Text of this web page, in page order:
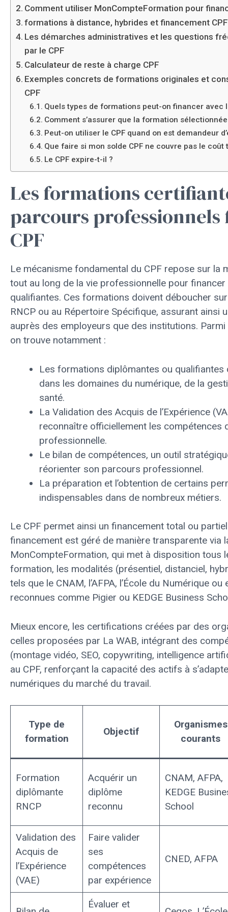
Comment utiliser MonCompteFormation pour
formations à distance, hybrides et financement
Les démarches administratives et les questions
par le CPF
Calculateur de reste à charge CPF
Exemples concrets de formations originales et
CPF
Quels types de formations peut-on financer avec
Comment s’assurer que la formation
Peut-on utiliser le CPF quand on est demandeur
Que faire si mon solde CPF ne couvre pas le
Le CPF expire-t-il ?
Les formations
parcours professionnels
CPF
Le mécanisme fondamental du CPF repose sur la
tout au long de la vie professionnelle pour
qualifiantes. Ces formations doivent déboucher
RNCP ou au Répertoire Spécifique, assurant ainsi
auprès des employeurs que des institutions.
on trouve notamment :
Les formations diplômantes ou qualifiantes
dans les domaines du numérique, de la
santé.
La Validation des Acquis de l’Expérience
reconnaître officiellement les compétences
professionnelle.
Le bilan de compétences, un outil
réorienter son parcours professionnel.
La préparation et l’obtention de certains
indispensables dans de nombreux métiers.
Le CPF permet ainsi un financement total ou
financement est géré de manière transparente via
MonCompteFormation, qui met à disposition tous
formation, les modalités (présentiel, distanciel,
tels que le CNAM, l’AFPA, l’École du Numérique
reconnues comme Pigier ou KEDGE Business
Mieux encore, les certifications créées par des
celles proposées par La WAB, intégrant des
(montage vidéo, SEO, copywriting, intelligence
au CPF, renforçant la capacité des actifs à
numériques du marché du travail.
Type de
formation
Objectif
Organismes
courants
Formation
diplômante
RNCP
Acquérir un
diplôme
reconnu
CNAM, AFPA,
KEDGE
School
Validation des
Acquis de
l’Expérience
(VAE)
Faire valider
ses
compétences
par expérience
CNED, AFPA
Évaluer et